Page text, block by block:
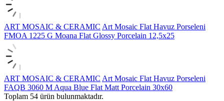
ART MOSAIC & CERAMIC Art Mosaic Flat Havuz Porseleni
FMOA 1225 G Moana Flat Glossy Porcelain 12,5x25
ART MOSAIC & CERAMIC Art Mosaic Flat Havuz Porseleni
FAQB 3060 M Aqua Blue Flat Matt Porcelain 30x60
Toplam 54 ürün bulunmaktadır.